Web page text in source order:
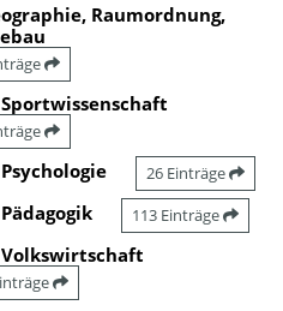
Raumordnung,
26 Einträge
113 Einträge